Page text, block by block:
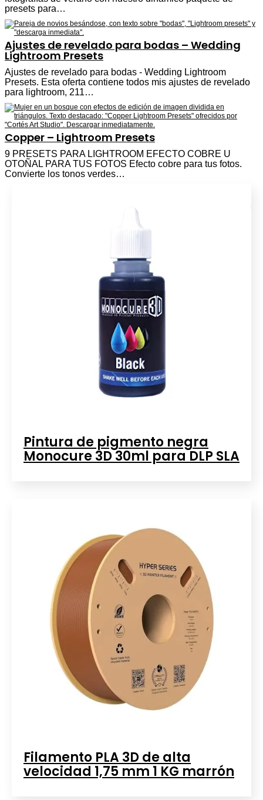
presets para…
Ajustes de revelado para bodas – Wedding
Lightroom Presets
Ajustes de revelado para bodas - Wedding Lightroom
Presets. Esta oferta contiene todos mis ajustes de revelado
para lightroom, 211…
Copper – Lightroom Presets
9 PRESETS PARA LIGHTROOM EFECTO COBRE U
OTOÑAL PARA TUS FOTOS Efecto cobre para tus fotos.
Convierte los tonos verdes…
Pintura de pigmento negra
Monocure 3D 30ml para DLP SLA
Filamento PLA 3D de alta
velocidad 1,75 mm 1 KG marrón